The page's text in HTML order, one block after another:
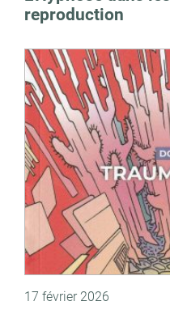
reproduction
17 février 2026